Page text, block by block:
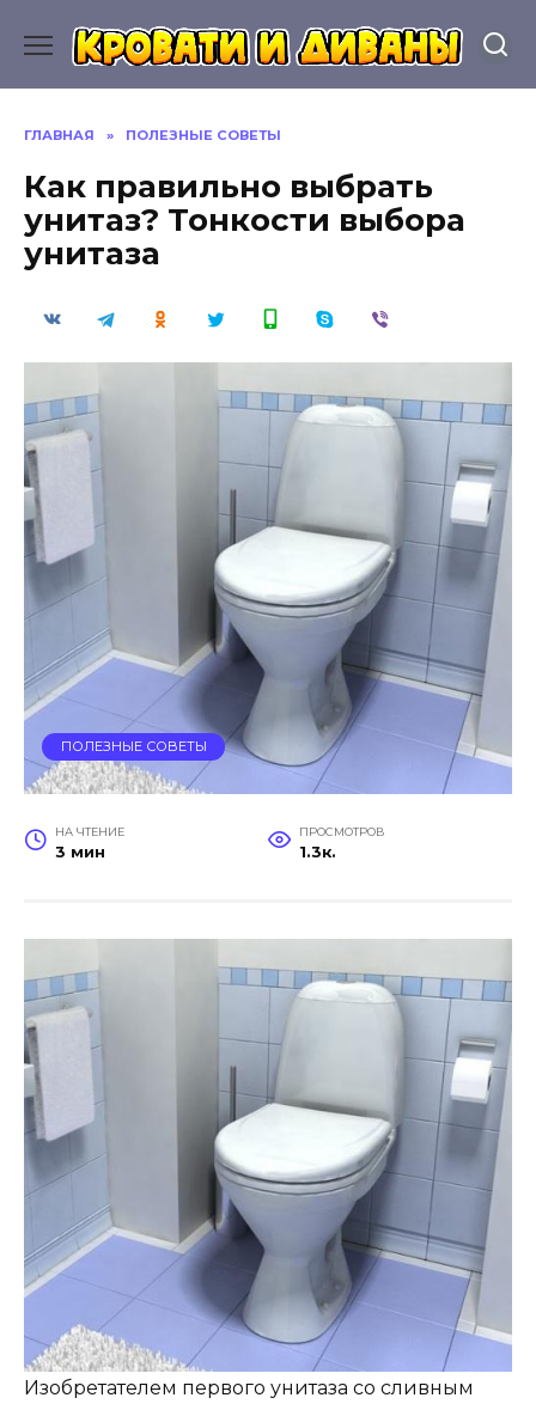
содержанию
ГЛАВНАЯ » ПОЛЕЗНЫЕ СОВЕТЫ
Как правильно выбрать
унитаз? Тонкости выбора
унитаза
ПОЛЕЗНЫЕ СОВЕТЫ
НА ЧТЕНИЕ
3 мин
ПРОСМОТРОВ
1.3к.
Изобретателем первого унитаза со сливным